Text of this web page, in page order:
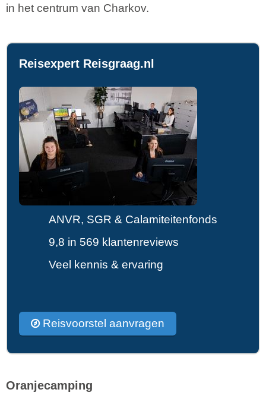
in het centrum van Charkov.
Reisexpert Reisgraag.nl
ANVR, SGR & Calamiteitenfonds
9,8 in 569 klantenreviews
Veel kennis & ervaring
Reisvoorstel aanvragen
Oranjecamping